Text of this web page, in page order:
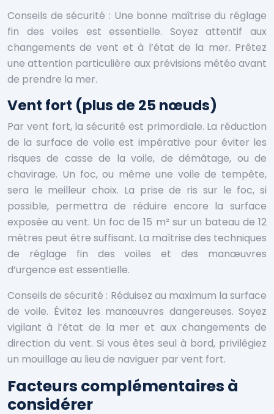
Conseils de sécurité : Une bonne maîtrise du réglage
fin des voiles est essentielle. Soyez attentif aux
changements de vent et à l’état de la mer. Prêtez
une attention particulière aux prévisions météo avant
de prendre la mer.
Vent fort (plus de 25 nœuds)
Par vent fort, la sécurité est primordiale. La réduction
de la surface de voile est impérative pour éviter les
risques de casse de la voile, de démâtage, ou de
chavirage. Un foc, ou même une voile de tempête,
sera le meilleur choix. La prise de ris sur le foc, si
possible, permettra de réduire encore la surface
exposée au vent. Un foc de 15 m² sur un bateau de 12
mètres peut être suffisant. La maîtrise des techniques
de réglage fin des voiles et des manœuvres
d’urgence est essentielle.
Conseils de sécurité : Réduisez au maximum la surface
de voile. Évitez les manœuvres dangereuses. Soyez
vigilant à l’état de la mer et aux changements de
direction du vent. Si vous êtes seul à bord, privilégiez
un mouillage au lieu de naviguer par vent fort.
Facteurs complémentaires à
considérer